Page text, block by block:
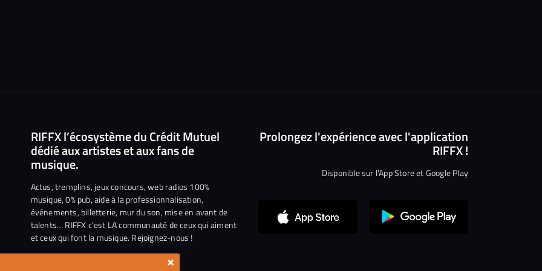
RIFFX l’écosystème du Crédit Mutuel
dédié aux artistes et aux fans de
musique.
Actus, tremplins, jeux concours, web radios 100%
musique, 0% pub, aide à la professionnalisation,
événements, billetterie, mur du son, mise en avant de
talents… RIFFX c’est LA communauté de ceux qui aiment
et ceux qui font la musique. Rejoignez-nous !
Prolongez l'expérience avec l'application
RIFFX !
Disponible sur l'App Store et Google Play
×